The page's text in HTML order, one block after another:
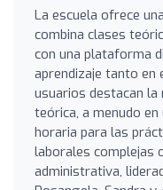
La escuela ofrece
combina clases
con una plataforma
aprendizaje tanto en
usuarios destacan
teórica, a menudo
horaria para las
laborales complejas
administrativa,